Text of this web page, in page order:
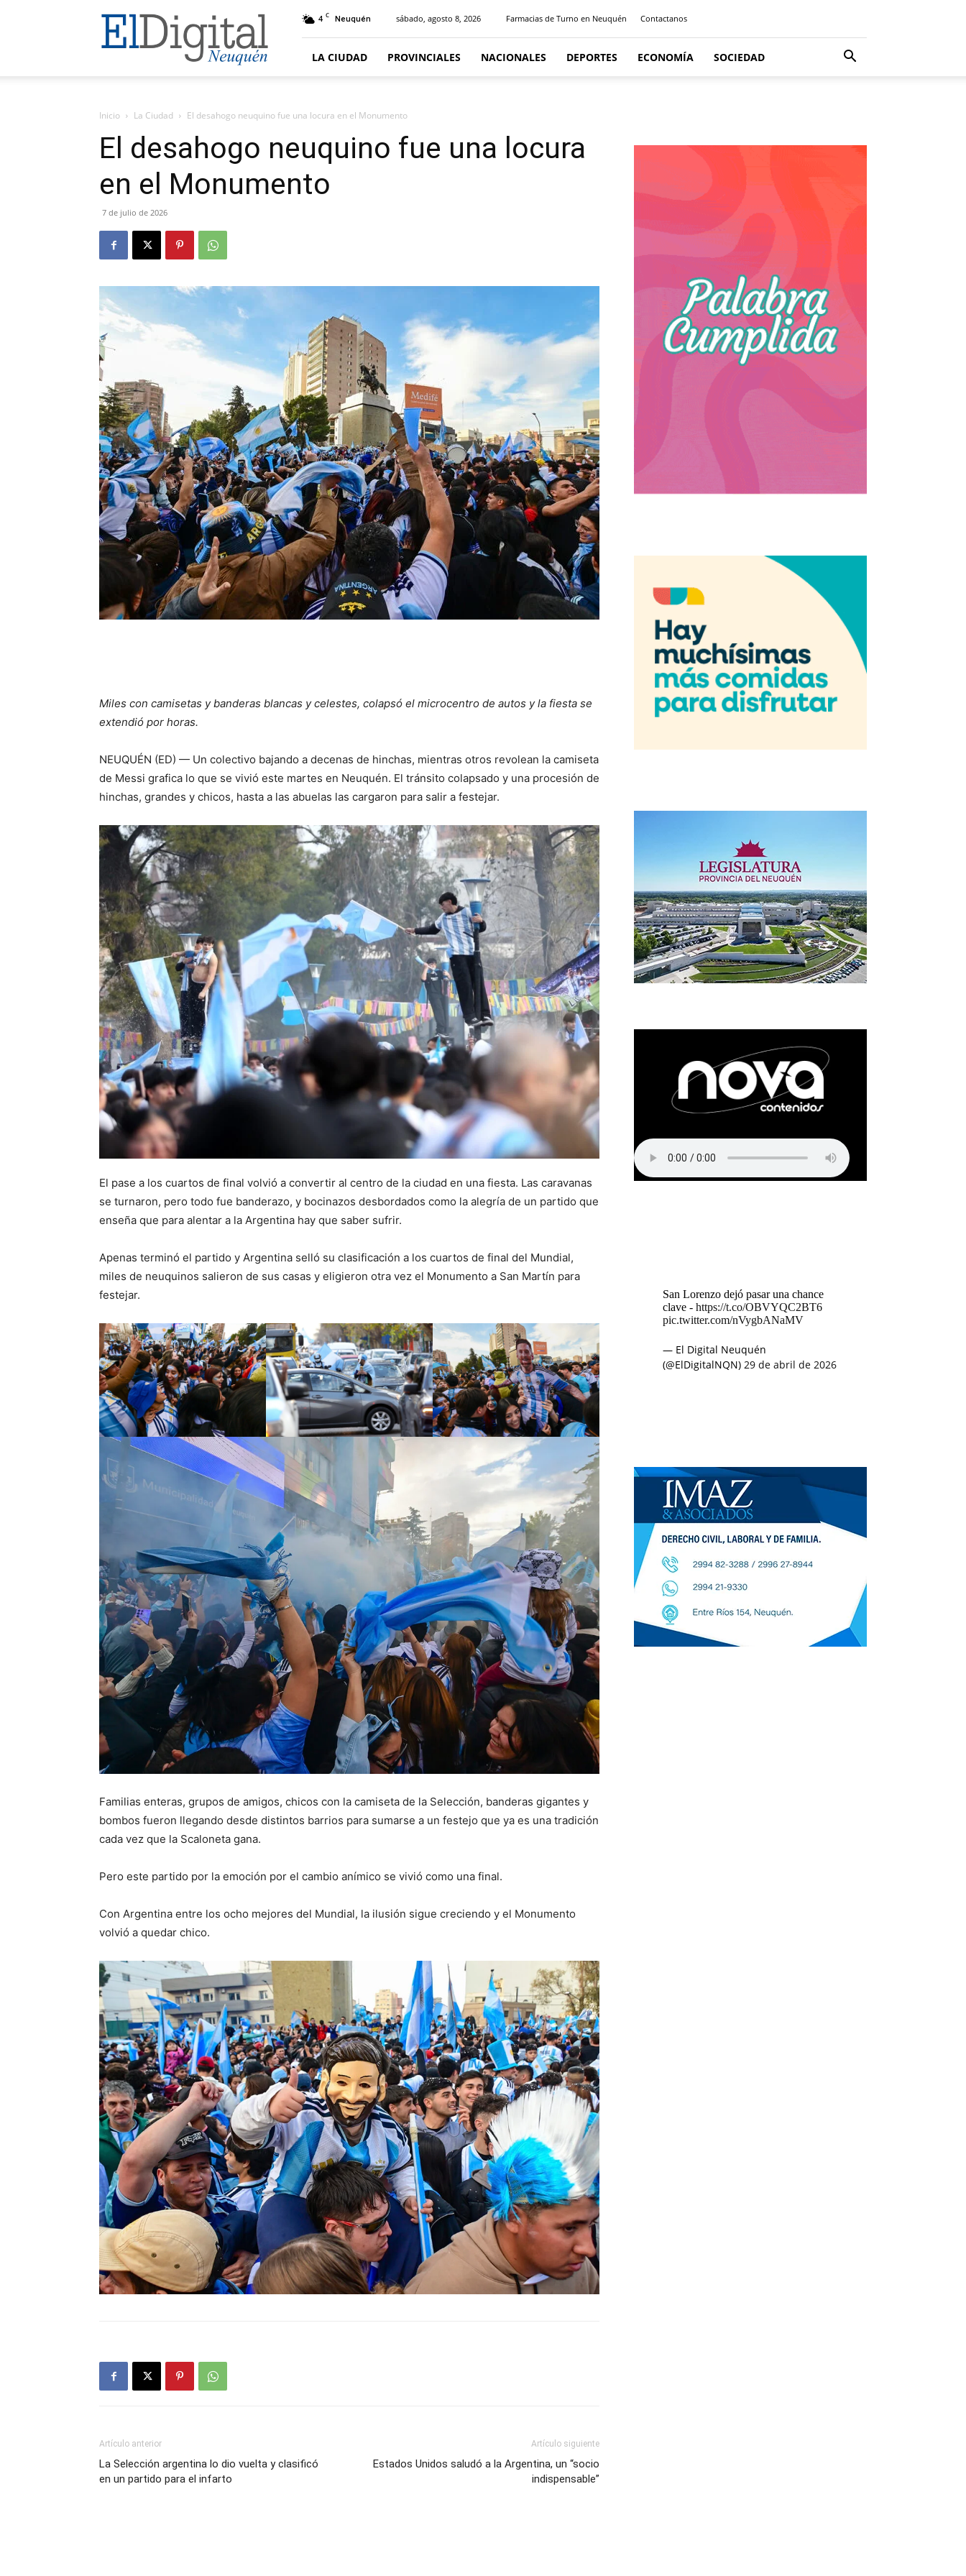
El
Digital
Neuquen
4 C Neuquén sábado, agosto 8, 2026 Farmacias de Turno en Neuquén Contactanos
LA CIUDAD PROVINCIALES NACIONALES DEPORTES ECONOMÍA SOCIEDAD
Inicio La Ciudad El desahogo neuquino fue una locura en el Monumento
El desahogo neuquino fue una locura
en el Monumento
7 de julio de 2026
Miles con camisetas y banderas blancas y celestes, colapsó el microcentro de autos y la fiesta se
extendió por horas.
NEUQUÉN (ED) — Un colectivo bajando a decenas de hinchas, mientras otros revolean la camiseta
de Messi grafica lo que se vivió este martes en Neuquén. El tránsito colapsado y una procesión de
hinchas, grandes y chicos, hasta a las abuelas las cargaron para salir a festejar.
El pase a los cuartos de final volvió a convertir al centro de la ciudad en una fiesta. Las caravanas
se turnaron, pero todo fue banderazo, y bocinazos desbordados como la alegría de un partido que
enseña que para alentar a la Argentina hay que saber sufrir.
Apenas terminó el partido y Argentina selló su clasificación a los cuartos de final del Mundial,
miles de neuquinos salieron de sus casas y eligieron otra vez el Monumento a San Martín para
festejar.
Familias enteras, grupos de amigos, chicos con la camiseta de la Selección, banderas gigantes y
bombos fueron llegando desde distintos barrios para sumarse a un festejo que ya es una tradición
cada vez que la Scaloneta gana.
Pero este partido por la emoción por el cambio anímico se vivió como una final.
Con Argentina entre los ocho mejores del Mundial, la ilusión sigue creciendo y el Monumento
volvió a quedar chico.
Artículo anterior
La Selección argentina lo dio vuelta y clasificó
en un partido para el infarto
Artículo siguiente
Estados Unidos saludó a la Argentina, un “socio
indispensable”
San Lorenzo dejó pasar una chance
clave - https://t.co/OBVYQC2BT6
pic.twitter.com/nVygbANaMV
— El Digital Neuquén
(@ElDigitalNQN) 29 de abril de 2026